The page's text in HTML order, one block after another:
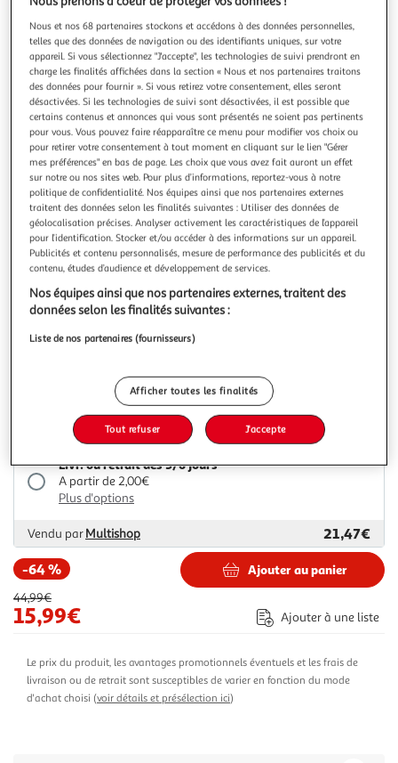
précédente
suivante
MAMALICIOUS
Pantalon /Kaki Femme Mamalicious Lyates
Optez pour ce pantalon de la marque MAMALICIOUS !-
Coloris : vert, beige- Composition : 100% coton- Loose Fit-
Motifs imprimés
En savoir +
Vendu par Espace sport
Couleur
Beige
Taille
XL +4
Livr. ou retrait dès 4/5 jours
Plus d'options
Vendu parEspace sport 15,99€ 44,99€
Livr. ou retrait dès 5/6 jours
A partir de 2,00€
Plus d'options
Vendu parMultishop
21,47€
-64 %
44,99€
15,99€
Ajouter au panier
Ajouter à une liste
Le prix du produit, les avantages promotionnels éventuels et les frais de
livraison ou de retrait sont susceptibles de varier en fonction du mode
d'achat choisi (voir détails et présélection ici)
Nous et nos 68 partenaires stockons et accédons à des données personnelles,
telles que des données de navigation ou des identifiants uniques, sur votre
appareil. Si vous sélectionnez "J'accepte", les technologies de suivi prendront en
charge les finalités affichées dans la section « Nous et nos partenaires traitons
des données pour fournir ». Si vous retirez votre consentement, elles seront
désactivées. Si les technologies de suivi sont désactivées, il est possible que
certains contenus et annonces qui vous sont présentés ne soient pas pertinents
pour vous. Vous pouvez faire réapparaître ce menu pour modifier vos choix ou
pour retirer votre consentement à tout moment en cliquant sur le lien "Gérer
mes préférences" en bas de page. Les choix que vous avez fait auront un effet
sur notre ou nos sites web. Pour plus d’informations, reportez-vous à notre
politique de confidentialité. Nos équipes ainsi que nos partenaires externes
traitent des données selon les finalités suivantes : Utiliser des données de
géolocalisation précises. Analyser activement les caractéristiques de l’appareil
pour l’identification. Stocker et/ou accéder à des informations sur un appareil.
Publicités et contenu personnalisés, mesure de performance des publicités et du
contenu, études d’audience et développement de services.
Nos équipes ainsi que nos partenaires externes, traitent des
données selon les finalités suivantes :
Liste de nos partenaires (fournisseurs)
Afficher toutes les finalités
Tout refuser J'accepte